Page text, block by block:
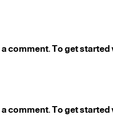
comment. To get
comment. To get